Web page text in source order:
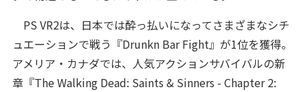
PS VR2は、日本では酔っ払いになってさまざまなシチ
ュエーションで戦う『Drunkn Bar Fight』が1位を獲得。
アメリア・カナダでは、人気アクションサバイバルの新
章『The Walking Dead: Saints & Sinners - Chapter 2: